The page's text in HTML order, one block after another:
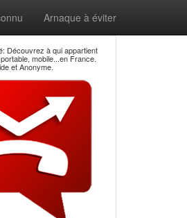
Arnaque à éviter
Découvrez à qui appartient
mobile...en France.
et Anonyme.